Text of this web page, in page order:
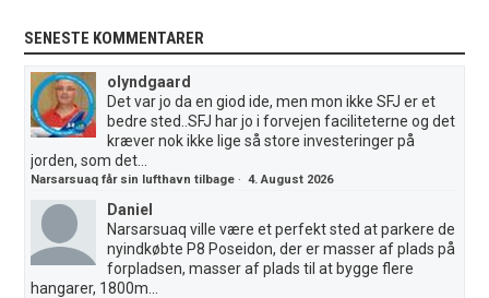
SENESTE KOMMENTARER
olyndgaard
Det var jo da en giod ide, men mon ikke SFJ er et
bedre sted..SFJ har jo i forvejen faciliteterne og det
kræver nok ikke lige så store investeringer på
jorden, som det...
Narsarsuaq får sin lufthavn tilbage ·4. August 2026
Daniel
Narsarsuaq ville være et perfekt sted at parkere de
nyindkøbte P8 Poseidon, der er masser af plads på
forpladsen, masser af plads til at bygge flere
hangarer, 1800m...